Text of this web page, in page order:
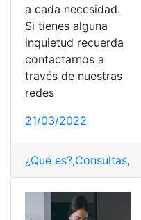
a cada necesidad.
Si tienes alguna
inquietud recuerda
contactarnos a
través de nuestras
redes
21/03/2022
¿Qué es?,Consultas,